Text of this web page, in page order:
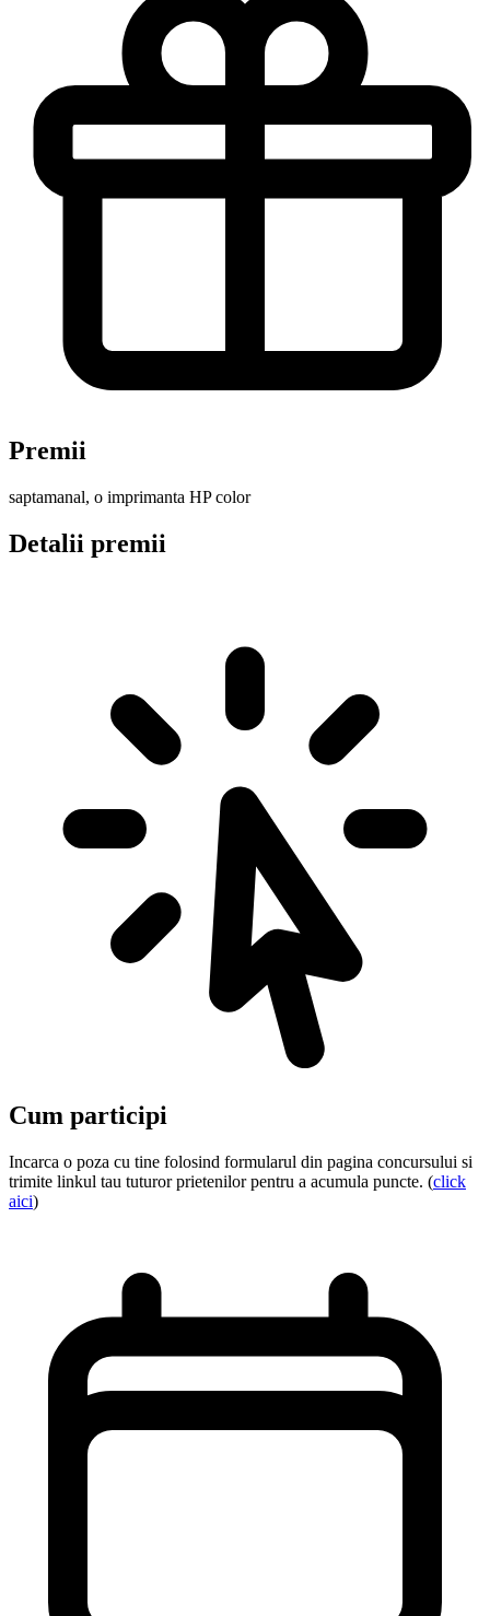
Premii
saptamanal, o imprimanta HP color
Detalii premii
Cum participi
Incarca o poza cu tine folosind formularul din pagina concursului si
trimite linkul tau tuturor prietenilor pentru a acumula puncte. (click
aici)